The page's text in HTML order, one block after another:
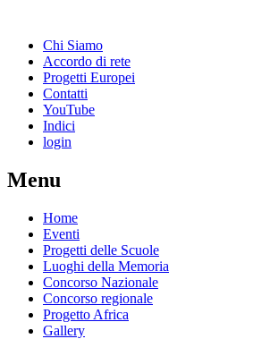
Chi Siamo
Accordo di rete
Progetti Europei
Contatti
YouTube
Indici
login
Menu
Home
Eventi
Progetti delle Scuole
Luoghi della Memoria
Concorso Nazionale
Concorso regionale
Progetto Africa
Gallery